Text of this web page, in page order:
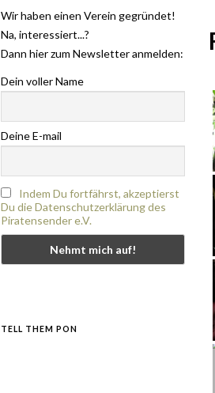
Wir haben einen Verein gegründet!
Na, interessiert...?
Dann hier zum Newsletter anmelden:
Dein voller Name
Deine E-mail
Indem Du fortfährst, akzeptierst
Du die Datenschutzerklärung des
Piratensender e.V.
TELL THEM PON